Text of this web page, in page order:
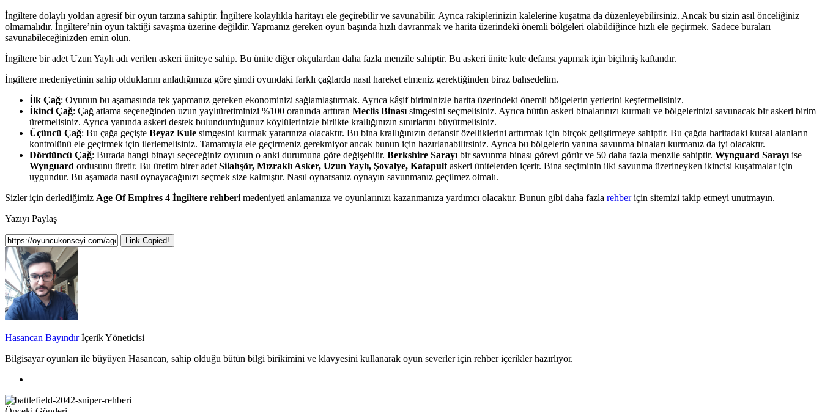
İngiltere dolaylı yoldan agresif bir oyun tarzına sahiptir. İngiltere kolaylıkla haritayı ele geçirebilir ve savunabilir. Ayrıca rakiplerinizin kalelerine kuşatma da düzenleyebilirsiniz. Ancak bu sizin asıl önceliğiniz
olmamalıdır. İngiltere’nin oyun taktiği savaşma üzerine değildir. Yapmanız gereken oyun başında hızlı davranmak ve harita üzerindeki önemli bölgeleri olabildiğince hızlı ele geçirmek. Sadece buraları
savunabileceğinizden emin olun.
İngiltere bir adet Uzun Yaylı adı verilen askeri üniteye sahip. Bu ünite diğer okçulardan daha fazla menzile sahiptir. Bu askeri ünite kule defansı yapmak için biçilmiş kaftandır.
İngiltere medeniyetinin sahip olduklarını anladığımıza göre şimdi oyundaki farklı çağlarda nasıl hareket etmeniz gerektiğinden biraz bahsedelim.
İlk Çağ: Oyunun bu aşamasında tek yapmanız gereken ekonominizi sağlamlaştırmak. Ayrıca kâşif biriminizle harita üzerindeki önemli bölgelerin yerlerini keşfetmelisiniz.
İkinci Çağ: Çağ atlama seçeneğinden uzun yaylıüretiminizi %100 oranında arttıran Meclis Binası simgesini seçmelisiniz. Ayrıca bütün askeri binalarınızı kurmalı ve bölgelerinizi savunacak bir askeri birim
üretmelisiniz. Ayrıca yanında askeri destek bulundurduğunuz köylülerinizle birlikte krallığınızın sınırlarını büyütmelisiniz.
Üçüncü Çağ: Bu çağa geçişte Beyaz Kule simgesini kurmak yararınıza olacaktır. Bu bina krallığınızın defansif özelliklerini arttırmak için birçok geliştirmeye sahiptir. Bu çağda haritadaki kutsal alanların
kontrolünü ele geçirmek için ilerlemelisiniz. Tamamıyla ele geçirmeniz gerekmiyor ancak bunun için hazırlanabilirsiniz. Ayrıca bu bölgelerin yanına savunma binaları kurmanız da iyi olacaktır.
Dördüncü Çağ: Burada hangi binayı seçeceğiniz oyunun o anki durumuna göre değişebilir. Berkshire Sarayı bir savunma binası görevi görür ve 50 daha fazla menzile sahiptir. Wynguard Sarayı ise
Wynguard ordusunu üretir. Bu üretim birer adet Silahşör, Mızraklı Asker, Uzun Yaylı, Şovalye, Katapult askeri ünitelerden içerir. Bina seçiminin ilki savunma üzerineyken ikincisi kuşatmalar için
uygundur. Bu aşamada nasıl oynayacağınızı seçmek size kalmıştır. Nasıl oynarsanız oynayın savunmanız geçilmez olmalı.
Sizler için derlediğimiz Age Of Empires 4 İngiltere rehberi medeniyeti anlamanıza ve oyunlarınızı kazanmanıza yardımcı olacaktır. Bunun gibi daha fazla rehberiçin sitemizi takip etmeyi unutmayın.
Yazıyı Paylaş
Link Copied!
Hasancan Bayındır İçerik Yöneticisi
Bilgisayar oyunları ile büyüyen Hasancan, sahip olduğu bütün bilgi birikimini ve klavyesini kullanarak oyun severler için rehber içerikler hazırlıyor.